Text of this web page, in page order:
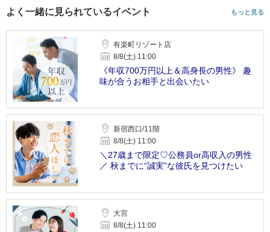
よく一緒に見られているイベント もっと見る
有楽町リゾート店
8/8(土) 11:00
《年収700万円以上＆高身長の男性》 趣
味が合うお相手と出会いたい
新宿西口/11階
8/8(土) 11:00
＼27歳まで限定♡公務員or高収入の男性
／ 秋までに“誠実”な彼氏を見つけたい
大宮
8/8(土) 11:00